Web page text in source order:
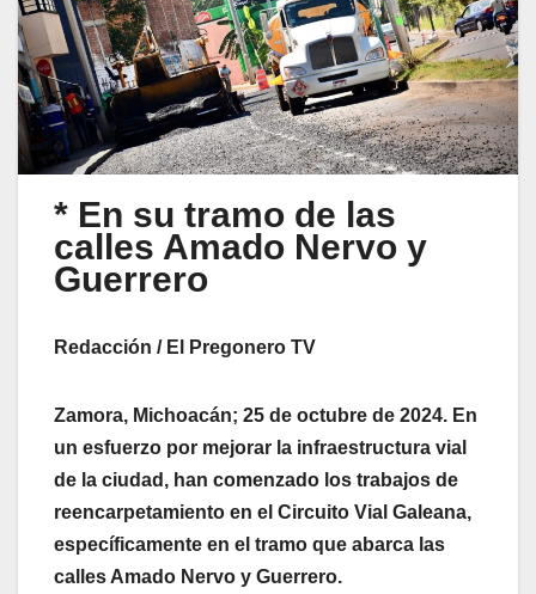
* En su tramo de las
calles Amado Nervo y
Guerrero
Redacción / El Pregonero TV
Zamora, Michoacán; 25 de octubre de 2024. En
un esfuerzo por mejorar la infraestructura vial
de la ciudad, han comenzado los trabajos de
reencarpetamiento en el Circuito Vial Galeana,
específicamente en el tramo que abarca las
calles Amado Nervo y Guerrero.